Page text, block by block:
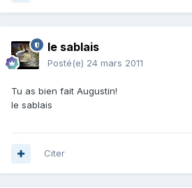
le sablais
Posté(e) 24 mars 2011
Tu as bien fait Augustin!
le sablais
Citer